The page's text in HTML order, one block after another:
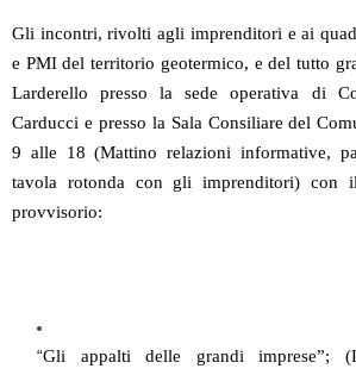
Gli incontri, rivolti agli imprenditori e ai
e PMI del territorio geotermico, e del tutto
Larderello presso la sede operativa di
Carducci e presso la Sala Consiliare del
9 alle 18 (Mattino relazioni informative,
tavola rotonda con gli imprenditori) con il
provvisorio:
“Gli appalti delle grandi imprese”;